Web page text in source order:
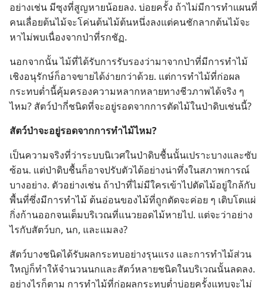
อย่าง​เช่น มี​ซุง​ที่​สูญ​หาย​น้อย​ลง. บ่อย​ครั้ง ถ้า​ไม่​มี​การ​ทำ​แผนที่
คน​เลื่อย​ต้น​ไม้​จะ​โค่น​ต้น​ไม้​ต้น​หนึ่ง​ลง​แต่​คน​ชัก​ลาก​ต้น​ไม้​จะ​
หา​ไม่​พบ​เนื่อง​จาก​ป่า​ที่​รก​ชัฏ.
นอก​จาก​นั้น ไม้​ที่​ได้​รับ​การ​รับรอง​ว่า​มา​จาก​ป่า​ที่​มี​การ​ทำ​ไม้​
เชิง​อนุรักษ์​ก็​อาจ​ขาย​ได้​ง่าย​กว่า​ด้วย. แต่​การ​ทำ​ไม้​ที่​ก่อ​ผล​
กระทบ​ต่ำ​นี้​คุ้มครอง​ความ​หลาก​หลาย​ทาง​ชีวภาพ​ได้​จริง ๆ
ไหม? สัตว์​ป่า​กี่​ชนิด​ที่​จะ​อยู่​รอด​จาก​การ​ตัด​ไม้​ใน​ป่า​ดิบ​เช่น​นี้?
สัตว์​ป่า​จะ​อยู่​รอด​จาก​การ​ทำ​ไม้​ไหม?
เป็น​ความ​จริง​ที่​ว่า​ระบบ​นิเวศ​ใน​ป่า​ดิบ​ชื้น​นั้น​เปราะ​บาง​และ​ซับ
ซ้อน. แต่​ป่า​ดิบ​ชื้น​ก็​อาจ​ปรับ​ตัว​ได้​อย่าง​น่า​ทึ่ง​ใน​สภาพการณ์​
บาง​อย่าง. ตัว​อย่าง​เช่น ถ้า​ป่า​ที่​ไม่​มี​ใคร​เข้า​ไป​ตัด​ไม้​อยู่​ใกล้​กับ​
พื้น​ที่​ซึ่ง​มี​การ​ทำ​ไม้ ต้น​อ่อน​ของ​ไม้​ที่​ถูก​ตัด​จะ​ค่อย ๆ เติบโต​แผ่​
กิ่ง​ก้าน​ออก​จน​เต็ม​บริเวณ​ที่​แนว​ยอด​ไม้​หาย​ไป. แต่​จะ​ว่า​อย่าง​
ไร​กับ​สัตว์​บก, นก, และ​แมลง?
สัตว์​บาง​ชนิด​ได้​รับ​ผล​กระทบ​อย่าง​รุนแรง และ​การ​ทำ​ไม้​ส่วน​
ใหญ่​ก็​ทำ​ให้​จำนวน​นก​และ​สัตว์​หลาย​ชนิด​ใน​บริเวณ​นั้น​ลด​ลง.
อย่าง​ไร​ก็​ตาม การ​ทำ​ไม้​ที่​ก่อ​ผล​กระทบ​ต่ำ​บ่อย​ครั้ง​แทบ​จะ​ไม่​